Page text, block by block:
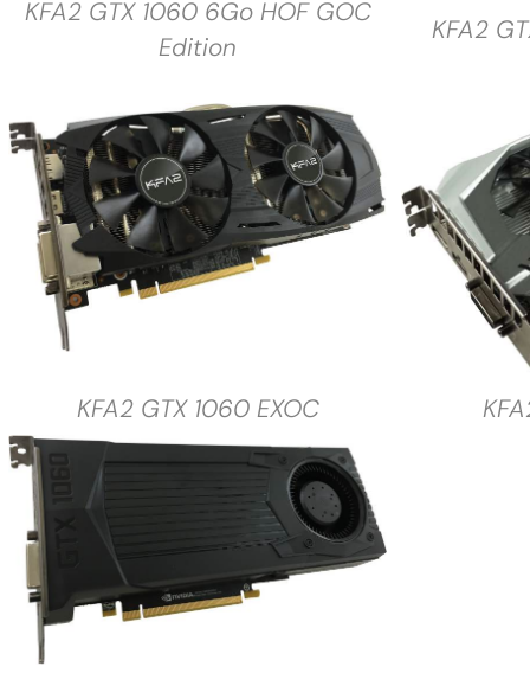
KFA2 GTX 1060 6Go HOF GOC
Edition
KFA2
KFA2 GTX 1060 EXOC